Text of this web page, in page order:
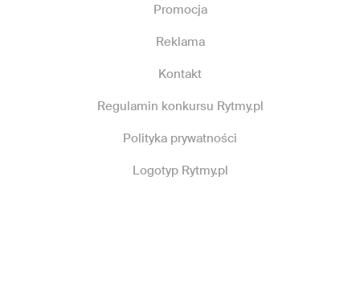
Promocja
Reklama
Kontakt
Regulamin konkursu Rytmy.pl
Polityka prywatności
Logotyp Rytmy.pl